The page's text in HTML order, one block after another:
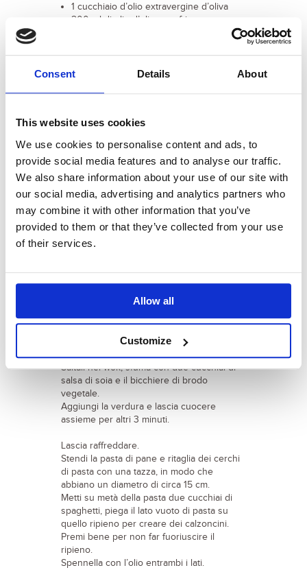
Consent Details About
This website uses cookies
We use cookies to personalise content and ads, to
provide social media features and to analyse our traffic.
We also share information about your use of our site with
our social media, advertising and analytics partners who
may combine it with other information that you’ve
provided to them or that they’ve collected from your use
of their services.
Allow all
Customize
1 cucchiaio d’olio extravergine d’oliva
200 ml di olio d’oliva per friggere
PREPARAZIONE
Taglia a rondelle il cipollotto e le verdure a
Metti a bagno gli spaghetti di soia in acqua
fredda, in modo che diventino morbidi e
In un wok fai saltare lo spicchio d’aglio, il
cipollotto, le verdure.
Aggiungi un pizzico di sale e sfuma con un
cucchiaio di salsa di soia.
toglile dalla padella e mettile da parte,
Scola gli spaghetti di soia e tagliati con un
coltello o una forbice in modo che non
siano troppo lunghi, a pezzi di circa 10 cm.
Saltali nel wok, sfuma con due cucchiai di
salsa di soia e il bicchiere di brodo
vegetale.
Aggiungi la verdura e lascia cuocere
assieme per altri 3 minuti.
Lascia raffreddare.
Stendi la pasta di pane e ritaglia dei cerchi
di pasta con una tazza, in modo che
abbiano un diametro di circa 15 cm.
Metti su metà della pasta due cucchiai di
spaghetti, piega il lato vuoto di pasta su
quello ripieno per creare dei calzoncini.
Premi bene per non far fuoriuscire il
ripieno.
Spennella con l’olio entrambi i lati.